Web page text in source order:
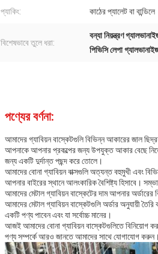
প্যাকিং: কাঠের প্যালেট বা বান্ডিলে
বিশেষভাবে তুলে ধরা:
বন্যা নিয়ন্ত্রণ
পিভিসি লেপা
পণ্যের বর্ণনা:
আমাদের গ্যাবিয়ন বাস্কেটগুলি বিভিন্ন আকারের
আপনাকে আপনার প্রকল্পের জন্য উপযুক্ত আকার বেছে নিতে
জন্য একটি দুর্দান্ত পছন্দ করে তোলে।
আমাদের বোনা গ্যাবিয়ন বাক্সগুলি অত্যন্ত বহুমুখী এবং
আপনার বাইরের স্থানে আলংকারিক বৈশিষ্ট্য হিসাবে।
আমাদের মেটাল গ্যাবিয়ন বাস্কেটের দাম আপনার
আমাদের মেটাল গ্যাবিয়ন বাস্কেটগুলি অর্ডার অনুযায়ী
একটি পণ্য পাবেন এবং যা সর্বোচ্চ মানের।
আজই আমাদের বোনা গ্যাবিয়ন বাস্কেটগুলিতে বিনিয়োগ
পণ্য সম্পর্কে আরও জানতে আমাদের সাথে যোগাযোগ করুন।